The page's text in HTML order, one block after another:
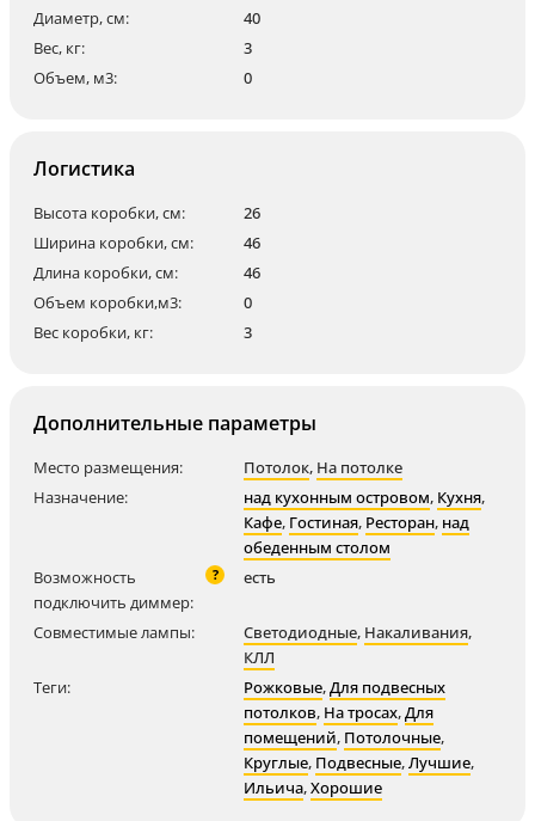
Диаметр, см:
40
Вес, кг:
3
Объем, м3:
0
Логистика
Высота коробки, см:
26
Ширина коробки, см:
46
Длина коробки, см:
46
Объем коробки,м3:
0
Вес коробки, кг:
3
Дополнительные параметры
Место размещения: Потолок, На потолке
Назначение:
над кухонным островом, Кухня,
Кафе, Гостиная, Ресторан, над
обеденным столом
Возможность
подключить диммер:
? есть
Совместимые лампы: Светодиодные, Накаливания,
КЛЛ
Теги:
Рожковые,Для подвесных
потолков, На тросах,Для
помещений, Потолочные,
Круглые, Подвесные,Лучшие,
Ильича,Хорошие